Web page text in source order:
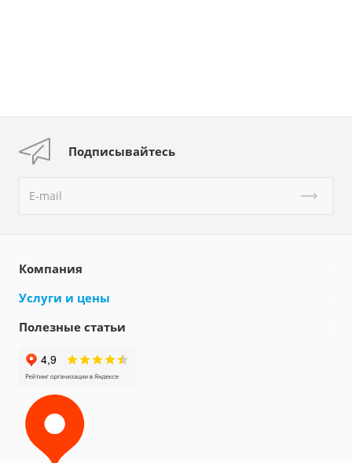
Подписывайтесь
Компания
Услуги и цены
Полезные статьи